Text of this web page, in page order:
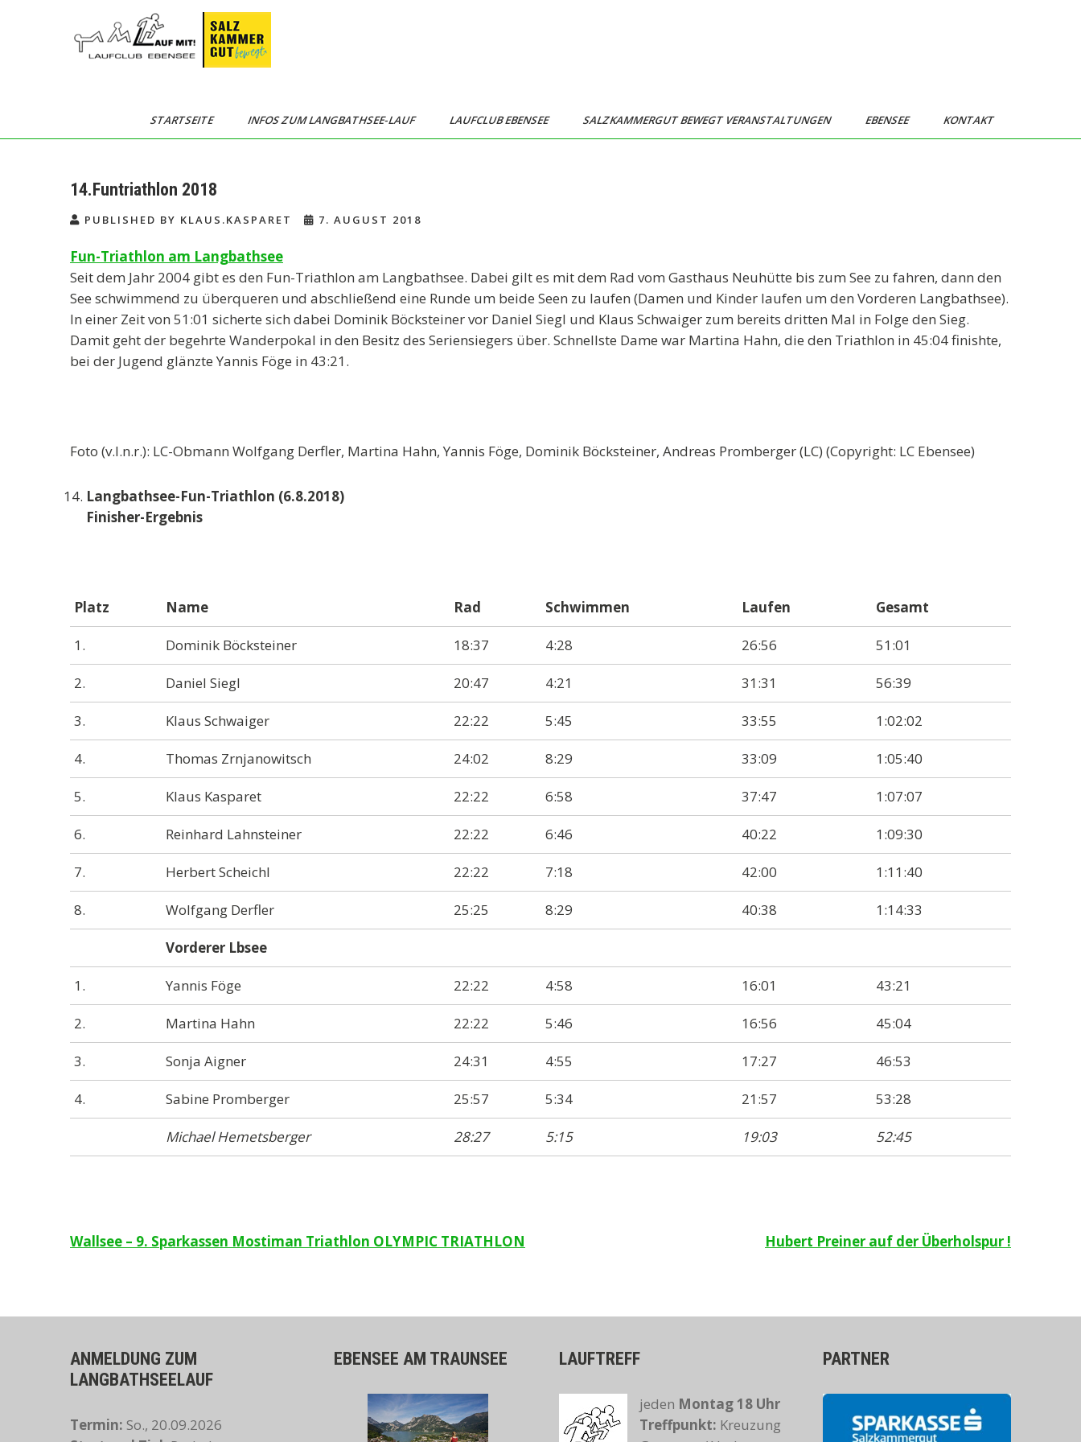
STARTSEITE INFOS ZUM LANGBATHSEE-LAUF LAUFCLUB EBENSEE SALZKAMMERGUT BEWEGT VERANSTALTUNGEN EBENSEE KONTAKT
14.Funtriathlon 2018
PUBLISHED BY KLAUS.KASPARET 7. AUGUST 2018
Fun-Triathlon am Langbathsee
Seit dem Jahr 2004 gibt es den Fun-Triathlon am Langbathsee. Dabei gilt es mit dem Rad vom Gasthaus Neuhütte bis zum See zu fahren, dann den
See schwimmend zu überqueren und abschließend eine Runde um beide Seen zu laufen (Damen und Kinder laufen um den Vorderen Langbathsee).
In einer Zeit von 51:01 sicherte sich dabei Dominik Böcksteiner vor Daniel Siegl und Klaus Schwaiger zum bereits dritten Mal in Folge den Sieg.
Damit geht der begehrte Wanderpokal in den Besitz des Seriensiegers über. Schnellste Dame war Martina Hahn, die den Triathlon in 45:04 finishte,
bei der Jugend glänzte Yannis Föge in 43:21.
Foto (v.l.n.r.): LC-Obmann Wolfgang Derfler, Martina Hahn, Yannis Föge, Dominik Böcksteiner, Andreas Promberger (LC) (Copyright: LC Ebensee)
Langbathsee-Fun-Triathlon (6.8.2018)
Finisher-Ergebnis
Platz Name Rad Schwimmen Laufen Gesamt
1. Dominik Böcksteiner 18:37 4:28 26:56 51:01
2. Daniel Siegl 20:47 4:21 31:31 56:39
3. Klaus Schwaiger 22:22 5:45 33:55 1:02:02
4. Thomas Zrnjanowitsch 24:02 8:29 33:09 1:05:40
5. Klaus Kasparet 22:22 6:58 37:47 1:07:07
6. Reinhard Lahnsteiner 22:22 6:46 40:22 1:09:30
7. Herbert Scheichl 22:22 7:18 42:00 1:11:40
8. Wolfgang Derfler 25:25 8:29 40:38 1:14:33
Vorderer Lbsee
1. Yannis Föge 22:22 4:58 16:01 43:21
2. Martina Hahn 22:22 5:46 16:56 45:04
3. Sonja Aigner 24:31 4:55 17:27 46:53
4. Sabine Promberger 25:57 5:34 21:57 53:28
Michael Hemetsberger 28:27 5:15 19:03 52:45
Beitragsnavigation
Wallsee – 9. Sparkassen Mostiman Triathlon OLYMPIC TRIATHLON Hubert Preiner auf der Überholspur !
ANMELDUNG ZUM
LANGBATHSEELAUF
Termin: So., 20.09.2026
EBENSEE AM TRAUNSEE LAUFTREFF
jeden Montag 18 Uhr
Treffpunkt: Kreuzung
PARTNER